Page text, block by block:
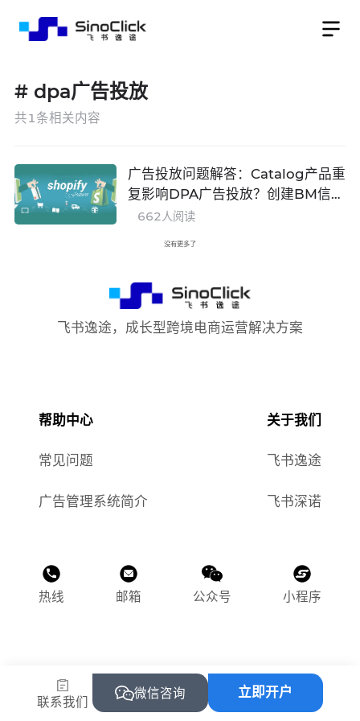
# dpa广告投放
共1条相关内容
广告投放问题解答：Catalog产品重
复影响DPA广告投放？创建BM信息
重复可行吗？
662人阅读
没有更多了
飞书逸途，成长型跨境电商运营解决方案
帮助中心 关于我们
常见问题 飞书逸途
广告管理系统简介 飞书深诺
热线 邮箱 公众号 小程序
©2015-2025 飞书逸途（上海）网络科技有限公司
沪ICP备2023011118号-1
沪公网安备 31010502004469
联系我们
微信咨询 立即开户